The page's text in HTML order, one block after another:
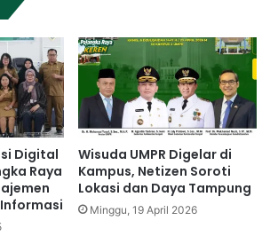
Digital
Raya
Wisuda UMPR Digelar di
Kampus, Netizen Soroti
Lokasi dan Daya Tampung
Minggu, 19 April 2026